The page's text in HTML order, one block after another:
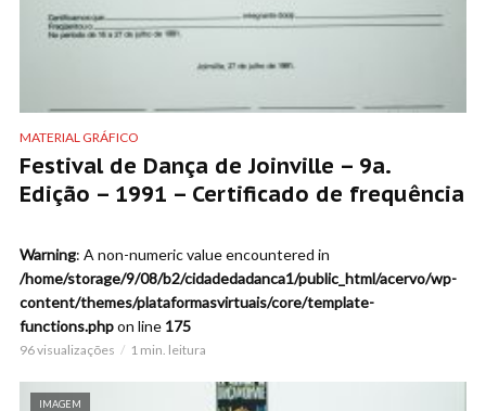
MATERIAL GRÁFICO
Festival de Dança de Joinville – 9a.
Edição – 1991 – Certificado de frequência
Warning: A non-numeric value encountered in
/home/storage/9/08/b2/cidadedadanca1/public_html/acervo/wp-
content/themes/plataformasvirtuais/core/template-
functions.phpon line 175
96 visualizações 1 min. leitura
IMAGEM